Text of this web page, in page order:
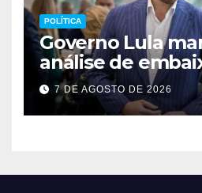
POLÍTICA
Governo Lula
análise de
Perez para
eleições
7 DE AGOSTO DE 2026